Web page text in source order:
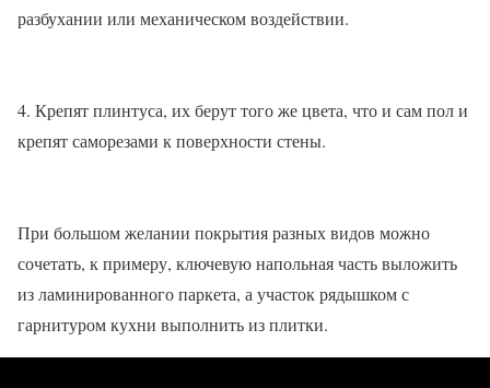
разбухании или механическом воздействии.
4. Крепят плинтуса, их берут того же цвета, что и сам пол и
крепят саморезами к поверхности стены.
При большом желании покрытия разных видов можно
сочетать, к примеру, ключевую напольная часть выложить
из ламинированного паркета, а участок рядышком с
гарнитуром кухни выполнить из плитки.